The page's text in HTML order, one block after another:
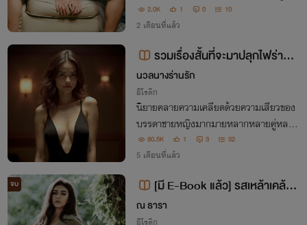
วใจ เป้าหมายของเธอคือ "ธนาธร" CEO น้ำ
แข็งผู้ไร้ข่าวฉาว เธอใช้ความเย้ายวนแฝงเล่ห์
ล่อลวงเขาให้ตกหลุมพรางกามารมณ์
2.0K 1 0 10
2 เดือนที่แล้ว
รวมเรื่องสั้นที่จะมาปลุกไฟร่านใน
ตัวคุณ
นวลนางร่านรัก
อีโรติก
นิยายคลายความเคลียดด้วยความเสียวของ
บรรดาชายหญิงมากมายหลากหลายคู่หลาย
เหตุกาณ์
80.5K 1 3 32
5 เดือนที่แล้ว
จบ
[มี E-Book แล้ว] รสเหล้าเคล้าร
าคะ | [PWP] + [NC30+]
ณ ธารา
อีโรติก